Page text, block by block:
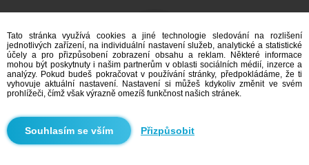
Vyhledávání
Tato stránka využívá cookies a jiné technologie sledování na rozlišení
jednotlivých zařízení, na individuální nastavení služeb, analytické a statistické
účely a pro přizpůsobení zobrazení obsahu a reklam. Některé informace
mohou být poskytnuty i našim partnerům v oblasti sociálních médií, inzerce a
analýzy. Pokud budeš pokračovat v používání stránky, předpokládáme, že ti
vyhovuje aktuální nastavení. Nastavení si můžeš kdykoliv změnit ve svém
prohlížeči, čímž však výrazně omezíš funkčnost našich stránek.
Přizpůsobit